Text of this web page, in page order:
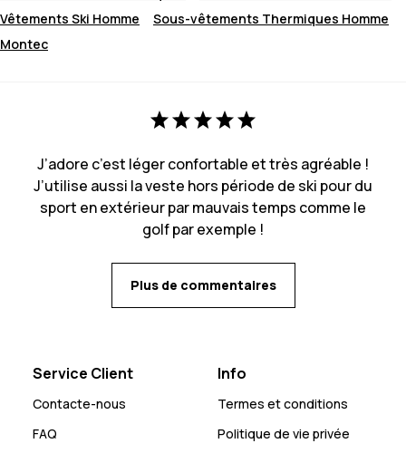
Vêtements Ski Homme
Sous-vêtements Thermiques Homme
Montec
J’adore c’est léger confortable et très agréable !
J’utilise aussi la veste hors période de ski pour du
sport en extérieur par mauvais temps comme le
golf par exemple !
Plus de commentaires
Service Client
Contacte-nous
FAQ
Info
Termes et conditions
Politique de vie privée